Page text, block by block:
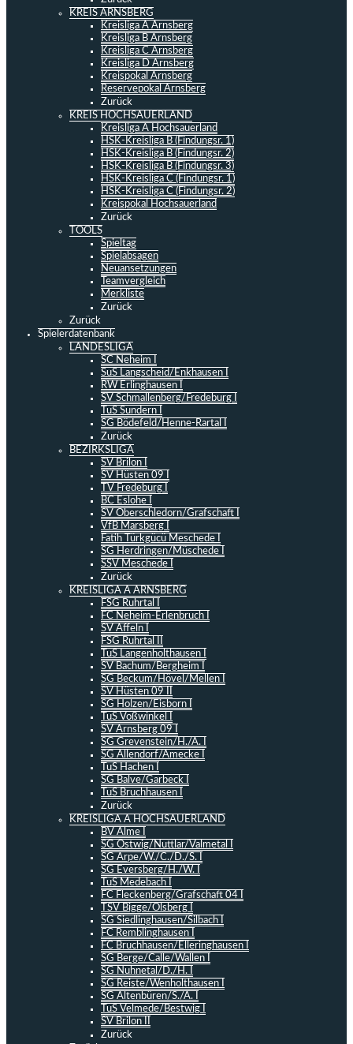
KREIS ARNSBERG
Kreisliga A Arnsberg
Kreisliga B Arnsberg
Kreisliga C Arnsberg
Kreisliga D Arnsberg
Kreispokal Arnsberg
Reservepokal Arnsberg
Zurück
KREIS HOCHSAUERLAND
Kreisliga A Hochsauerland
HSK-Kreisliga B (Findungsr. 1)
HSK-Kreisliga B (Findungsr. 2)
HSK-Kreisliga B (Findungsr. 3)
HSK-Kreisliga C (Findungsr. 1)
HSK-Kreisliga C (Findungsr. 2)
Kreispokal Hochsauerland
Zurück
TOOLS
Spieltag
Spielabsagen
Neuansetzungen
Teamvergleich
Merkliste
Zurück
Zurück
Spielerdatenbank
LANDESLIGA
SC Neheim I
SuS Langscheid/Enkhausen I
RW Erlinghausen I
SV Schmallenberg/Fredeburg I
TuS Sundern I
SG Bödefeld/Henne-Rartal I
Zurück
BEZIRKSLIGA
SV Brilon I
SV Hüsten 09 I
TV Fredeburg I
BC Eslohe I
SV Oberschledorn/Grafschaft I
VfB Marsberg I
Fatih Türkgücü Meschede I
SG Herdringen/Müschede I
SSV Meschede I
Zurück
KREISLIGA A ARNSBERG
FSG Ruhrtal I
FC Neheim-Erlenbruch I
SV Affeln I
FSG Ruhrtal II
TuS Langenholthausen I
SV Bachum/Bergheim I
SG Beckum/Hövel/Mellen I
SV Hüsten 09 II
SG Holzen/Eisborn I
TuS Voßwinkel I
SV Arnsberg 09 I
SG Grevenstein/H./A. I
SG Allendorf/Amecke I
TuS Hachen I
SG Balve/Garbeck I
TuS Bruchhausen I
Zurück
KREISLIGA A HOCHSAUERLAND
BV Alme I
SG Ostwig/Nuttlar/Valmetal I
SG Arpe/W./C./D./S. I
SG Eversberg/H./W. I
TuS Medebach I
FC Fleckenberg/Grafschaft 04 I
TSV Bigge/Olsberg I
SG Siedlinghausen/Silbach I
FC Remblinghausen I
FC Bruchhausen/Elleringhausen I
SG Berge/Calle/Wallen I
SG Nuhnetal/D./H. I
SG Reiste/Wenholthausen I
SG Altenbüren/S./A. I
TuS Velmede/Bestwig I
SV Brilon II
Zurück